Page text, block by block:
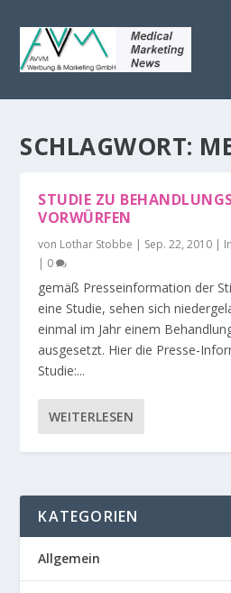
SCHLAGWORT:
STUDIE ZU
VORWÜRFEN
von Lothar Stobbe | Sep. 22, 2010 |
| 0
gemäß Presseinformation der
eine Studie, sehen sich
einmal im Jahr einem
ausgesetzt. Hier die Presse-
Studie:...
WEITERLESEN
KATEGORIEN
Allgemein